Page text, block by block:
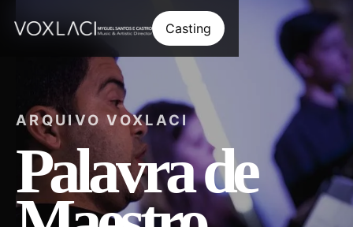
Casting
ARQUIVO VOXLACI
Palavra de